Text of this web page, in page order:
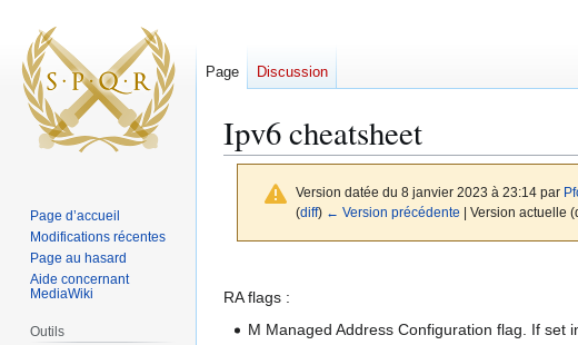
Ipv6 cheatsheet
Version datée du 8 janvier 2023 à 23:14 par
(diff) ← Version précédente | Version actuelle
à
à
RA flags :
M Managed Address Configuration flag. If set
Page Discussion
Page d’accueil
Modifications récentes
Page au hasard
Aide concernant
MediaWiki
Outils